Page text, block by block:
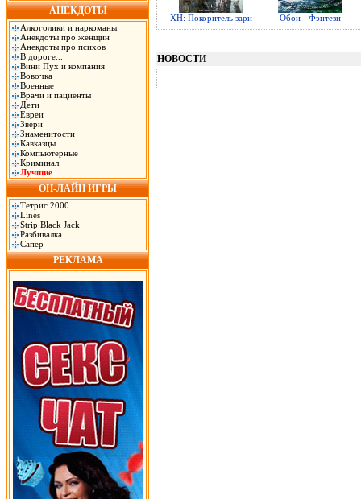
АНЕКДОТЫ
Алкоголики и наркоманы
Анекдоты про женщин
Анекдоты про психов
В дороге...
Вини Пух и компания
Вовочка
Военные
Врачи и пациенты
Дети
Евреи
Звери
Знаменитости
Кавказцы
Компьютерные
Криминал
Лучшие
ОН-ЛАЙН ИГРЫ
Тетрис 2000
Lines
Strip Black Jack
Разбивалка
Сапер
РЕКЛАМА
ХН: Покоритель зари Обои - Фэнтези
НОВОСТИ